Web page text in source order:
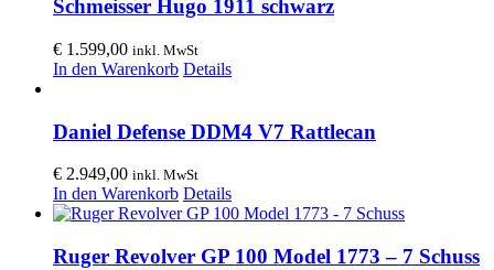
Schmeisser Hugo 1911 schwarz
€ 1.599,00 inkl. MwSt
In den Warenkorb Details
Daniel Defense DDM4 V7 Rattlecan
€ 2.949,00 inkl. MwSt
In den Warenkorb Details
Ruger Revolver GP 100 Model 1773 – 7 Schuss